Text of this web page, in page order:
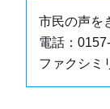
市民の声を
電話：
ファクシミ